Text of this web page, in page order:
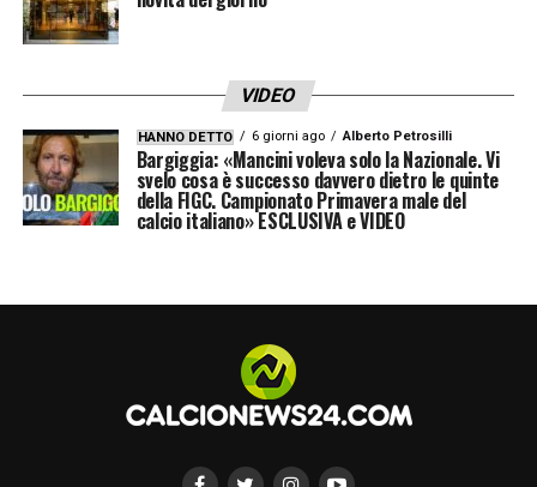
VIDEO
HANNO DETTO 6 giorni ago Alberto Petrosilli
Bargiggia: «Mancini voleva solo la Nazionale. Vi
svelo cosa è successo davvero dietro le quinte
della FIGC. Campionato Primavera male del
calcio italiano» ESCLUSIVA e VIDEO